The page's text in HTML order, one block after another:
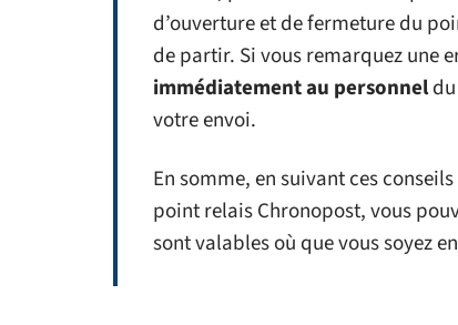
d’ouverture et de fermeture du
de partir. Si vous remarquez une
immédiatement au personneldu
votre envoi.
En somme, en suivant ces
point relais Chronopost, vous
sont valables où que vous soyez